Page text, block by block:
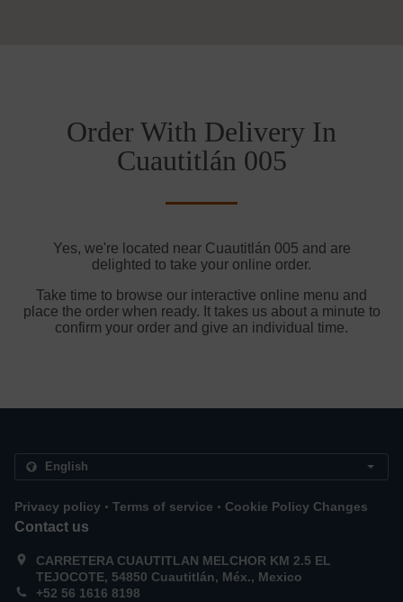
Order With Delivery In
Cuautitlán 005
Yes, we're located near Cuautitlán 005 and are
delighted to take your online order.
Take time to browse our interactive online menu and
place the order when ready. It takes us about a minute to
confirm your order and give an individual time.
Privacy policy . Terms of service . Cookie Policy Changes
Contact us
CARRETERA CUAUTITLAN MELCHOR KM 2.5 EL
TEJOCOTE, 54850 Cuautitlán, Méx., Mexico
+52 56 1616 8198